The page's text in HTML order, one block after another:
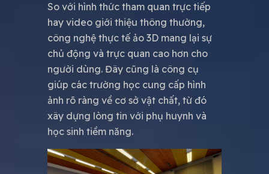
So với hình thức tham quan trực tiếp
hay video giới thiệu thông thường,
công nghệ thực tế ảo 3D mang lại sự
chủ động và trực quan cao hơn cho
người dùng. Đây cũng là công cụ
giúp các trường học cung cấp hình
ảnh rõ ràng về cơ sở vật chất, từ đó
xây dựng lòng tin với phụ huynh và
học sinh tiềm năng.